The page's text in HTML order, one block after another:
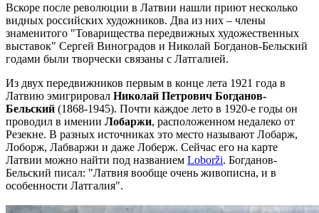
Вскоре после революции в Латвии нашли приют несколько
видных российских художников. Два из них – члены
знаменитого "Товарищества передвижных художественных
выставок" Сергей Виноградов и Николай Богданов-Бельский
годами были творчески связаны с Латгалией.
Из двух передвижников первым в конце лета 1921 года в
Латвию эмигрировал Николай Петрович Богданов-
Бельский (1868-1945). Почти каждое лето в 1920-е годы он
проводил в имении Лобаржи, расположенном недалеко от
Резекне. В разных источниках это место называют Лобарж,
Лоборж, Лабваржи и даже Лоберж. Сейчас его на карте
Латвии можно найти под названием Loborži. Богданов-
Бельский писал: "Латвия вообще очень живописна, и в
особенности Латгалия".